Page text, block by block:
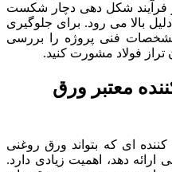
فرآیند شکل دهی دچار شکست
بالا می رود. برای جلوگیری
فنی پروژه را بررسی
فولاد مشورت کنید.
معتبر ورق
کننده ای که بتواند ورق روغنی
ارائه دهد، اهمیت زیادی دارد.